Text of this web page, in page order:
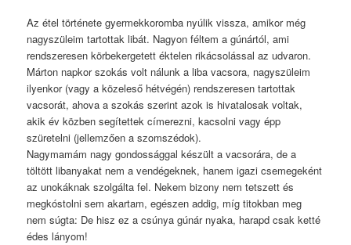
Az étel története gyermekkoromba nyúlik vissza, amikor még
nagyszüleim tartottak libát. Nagyon féltem a gúnártól, ami
rendszeresen körbekergetett éktelen rikácsolással az udvaron.
Márton napkor szokás volt nálunk a liba vacsora, nagyszüleim
ilyenkor (vagy a közeleső hétvégén) rendszeresen tartottak
vacsorát, ahova a szokás szerint azok is hivatalosak voltak,
akik év közben segítettek címerezni, kacsolni vagy épp
szüretelni (jellemzően a szomszédok).
Nagymamám nagy gondossággal készült a vacsorára, de a
töltött libanyakat nem a vendégeknek, hanem igazi csemegeként
az unokáknak szolgálta fel. Nekem bizony nem tetszett és
megkóstolni sem akartam, egészen addig, míg titokban meg
nem súgta: De hisz ez a csúnya gúnár nyaka, harapd csak ketté
édes lányom!